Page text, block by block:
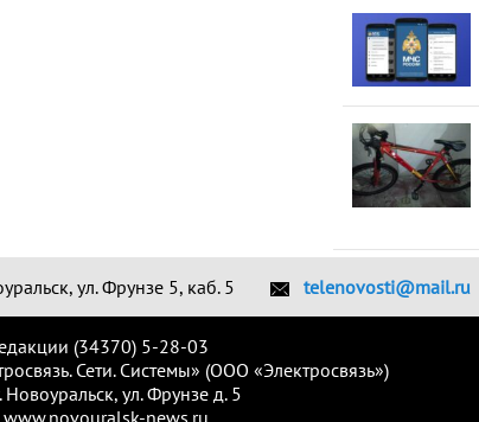
ул. Фрунзе 5, каб. 5 telenovosti@mail.ru
(34370) 5-28-03
Сети. Системы» (ООО «Электросвязь»)
ул. Фрунзе д. 5